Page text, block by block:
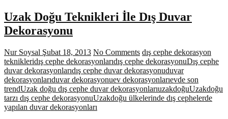
Uzak Doğu Teknikleri İle Dış Duvar
Dekorasyonu
Nur Soysal Şubat 18, 2013 No Comments dış cephe dekorasyon
teknikleridış cephe dekorasyonlarıdış cephe dekorasyonuDış cephe
duvar dekorasyonlarıdış cephe duvar dekorasyonuduvar
dekorasyonlarıduvar dekorasyonuev dekorasyonlarıevde son
trendUzak doğu dış cephe duvar dekorasyonlarıuzakdoğuUzakdoğu
tarzı dış cephe dekorasyonuUzakdoğu ülkelerinde dış cephelerde
yapılan duvar dekorasyonları